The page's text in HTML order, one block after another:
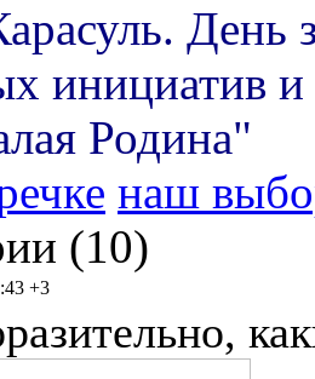
инициатив
Родина"
наш
(10)
+3